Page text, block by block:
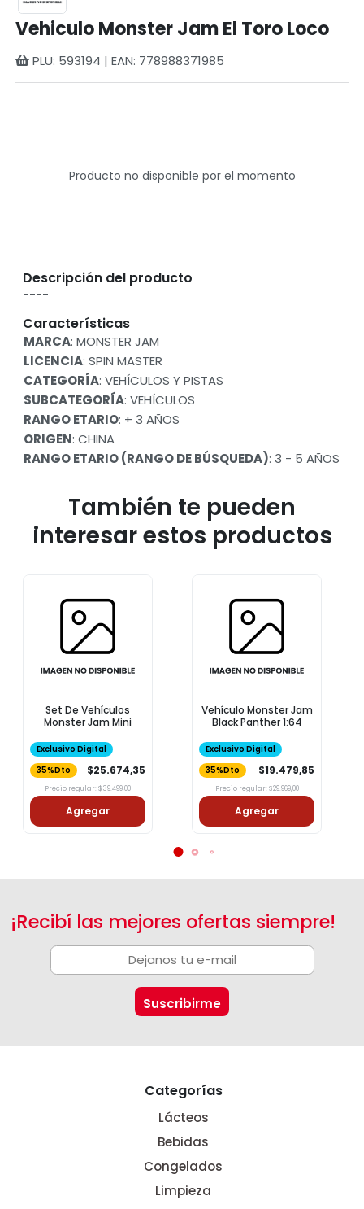
Vehiculo Monster Jam El Toro Loco
PLU: 593194 | EAN: 778988371985
Producto no disponible por el momento
Descripción del producto
----
Características
MARCA: MONSTER JAM
LICENCIA: SPIN MASTER
CATEGORÍA: VEHÍCULOS Y PISTAS
SUBCATEGORÍA: VEHÍCULOS
RANGO ETARIO: + 3 AÑOS
ORIGEN: CHINA
RANGO ETARIO (RANGO DE BÚSQUEDA): 3 - 5 AÑOS
También te pueden
interesar estos productos
Set De Vehículos
Monster Jam Mini
Exclusivo Digital
35%Dto
$25.674,35
Precio regular: $39.499,00
Agregar
Vehículo Monster Jam
Black Panther 1:64
Exclusivo Digital
35%Dto
$19.479,85
Precio regular: $29.969,00
Agregar
¡Recibí las mejores ofertas siempre!
Categorías
Lácteos
Bebidas
Congelados
Limpieza